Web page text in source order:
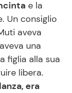
e la
Un consiglio
aveva
una
figlia alla sua
libera.
era